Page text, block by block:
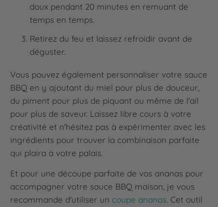
doux pendant 20 minutes en remuant de
temps en temps.
Retirez du feu et laissez refroidir avant de
déguster.
Vous pouvez également personnaliser votre sauce
BBQ en y ajoutant du miel pour plus de douceur,
du piment pour plus de piquant ou même de l'ail
pour plus de saveur. Laissez libre cours à votre
créativité et n'hésitez pas à expérimenter avec les
ingrédients pour trouver la combinaison parfaite
qui plaira à votre palais.
Et pour une découpe parfaite de vos ananas pour
accompagner votre sauce BBQ maison, je vous
recommande d'utiliser un coupe ananas. Cet outil